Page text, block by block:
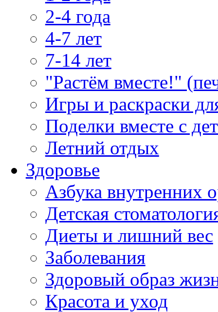
2-4 года
4-7 лет
7-14 лет
"Растём вместе!"
Игры и раскраски
Поделки вместе с
Летний отдых
Здоровье
Азбука внутренних
Детская
Диеты и лишний вес
Заболевания
Здоровый образ
Красота и уход